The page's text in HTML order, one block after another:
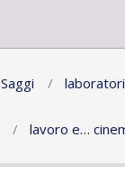
Saggi
lavoro e…